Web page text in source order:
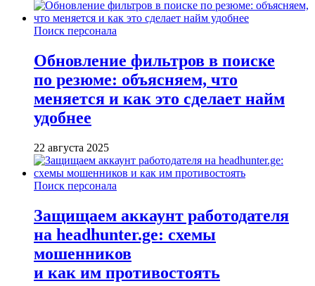
Поиск персонала
Обновление фильтров в поиске
по резюме: объясняем, что
меняется и как это сделает найм
удобнее
22 августа 2025
Поиск персонала
Защищаем аккаунт работодателя
на headhunter.ge: схемы
мошенников
и как им противостоять